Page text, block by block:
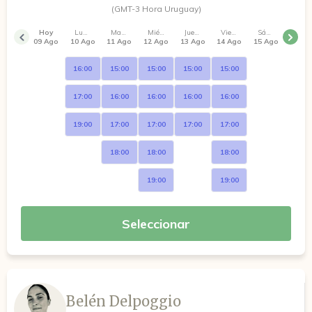
(GMT-3 Hora Uruguay)
Hoy
09 Ago
Lunes
10 Ago
16:00
17:00
19:00
Martes
11 Ago
15:00
16:00
17:00
18:00
Miércoles
12 Ago
15:00
16:00
17:00
18:00
19:00
Jueves
13 Ago
15:00
16:00
17:00
Viernes
14 Ago
15:00
16:00
17:00
18:00
19:00
Sábado
15 Ago
Seleccionar
Belén Delpoggio